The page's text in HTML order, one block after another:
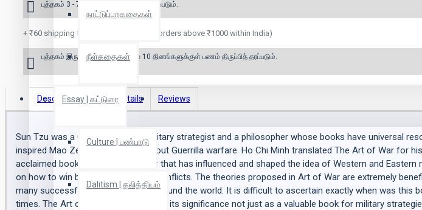
நாட்டுப்புறகதைகள்
நீள்கதைகள்
Essay | கட்டுரை
Culture | பண்பாடு
Dalitism | தலித்தியம்
புத்தகம் 3 - 7 நாட்களில் அனுப்பி வைக்கப்படும்.
+ ₹60 shipping fee* (Free shipping for orders above ₹1000 within India)
புத்தகம் இருப்பில் இல்லை என்றால் 10 தினங்களுக்குள் பணம் திருப்பித் தரப்படும்.
Description Book Details Reviews
Sun Tzu was a Chinese general, military strategist and a philosopher whose books have universal
inspired Mao Zedong?s writings about Guerrilla warfare. Ho Chi Minh translated The Art of War for
acclaimed book on military strategy that has influenced and shaped the idea of Western and
on how to win battles and manage conflicts. The theories proposed in Art of War are extremely
many successful military generals around the world. It is difficult to ascertain exactly when was this
times. The Art of War has established its significance not just as a valuable book for military